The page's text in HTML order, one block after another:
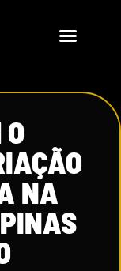
NA